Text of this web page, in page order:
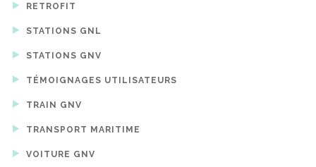
RETROFIT
STATIONS GNL
STATIONS GNV
TÉMOIGNAGES UTILISATEURS
TRAIN GNV
TRANSPORT MARITIME
VOITURE GNV